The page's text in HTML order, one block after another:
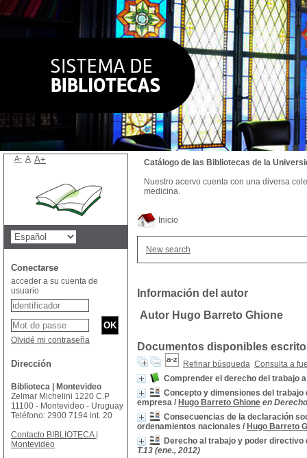
Inicio
New search
Información del autor
Autor Hugo Barreto Ghione
Documentos disponibles
Refinar búsqueda Consulta a
Comprender el derecho del trabajo
Concepto y dimensiones del
empresa / Hugo Barreto Ghione en
Consecuencias de la declaración
ordenamientos nacionales / Hugo Barreto
Derecho al trabajo y poder directivo
T.13 (ene., 2012)
Catálogo de las Bibliotecas de la
Nuestro acervo cuenta con una diversa
medicina.
A- A A+
Conectarse
acceder a su cuenta de
usuario
Olvidé mi contraseña
Dirección
Biblioteca | Montevideo
Zelmar Michelini 1220 C.P
11100 - Montevideo - Uruguay
Teléfono: 2900 7194 int. 20
Contacto BIBLIOTECA |
Montevideo